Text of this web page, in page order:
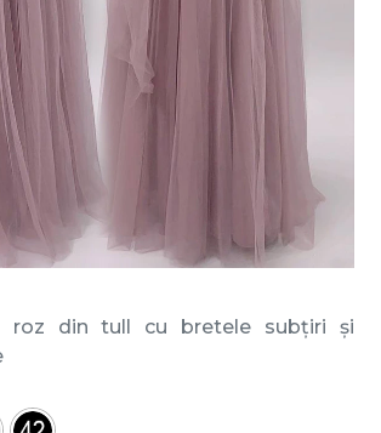
roz din tull cu bretele subțiri și